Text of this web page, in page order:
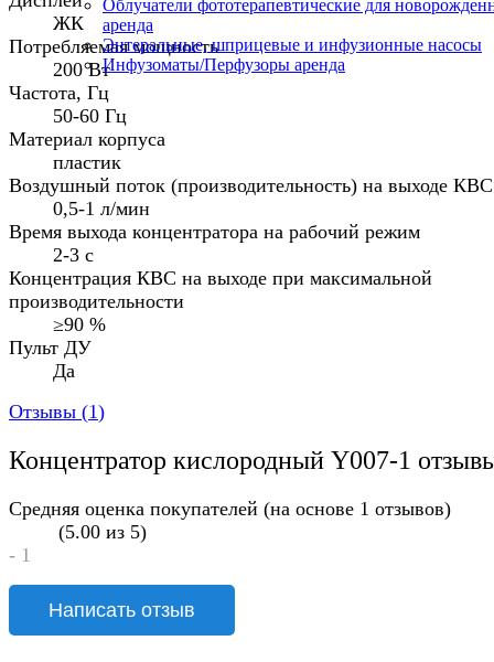
Облучатели фототерапевтические для
аренда
Энтеральные, шприцевые и инфузионные насосы
Инфузоматы/Перфузоры аренда
ЖК
Потребляемая мощность
200 Вт
Частота, Гц
50-60 Гц
Материал корпуса
пластик
Воздушный поток (производительность) на выходе КВС
0,5-1 л/мин
Время выхода концентратора на рабочий режим
2-3 с
Концентрация КВС на выходе при максимальной
производительности
≥90 %
Пульт ДУ
Да
Отзывы (1)
Концентратор кислородный Y007-1
Средняя оценка покупателей (на основе 1 отзывов)
(5.00 из 5)
- 1